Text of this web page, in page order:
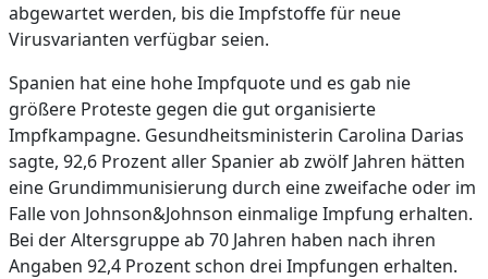
abgewartet werden, bis die Impfstoffe für neue
Virusvarianten verfügbar seien.
Spanien hat eine hohe Impfquote und es gab nie
größere Proteste gegen die gut organisierte
Impfkampagne. Gesundheitsministerin Carolina Darias
sagte, 92,6 Prozent aller Spanier ab zwölf Jahren hätten
eine Grundimmunisierung durch eine zweifache oder im
Falle von Johnson&Johnson einmalige Impfung erhalten.
Bei der Altersgruppe ab 70 Jahren haben nach ihren
Angaben 92,4 Prozent schon drei Impfungen erhalten.